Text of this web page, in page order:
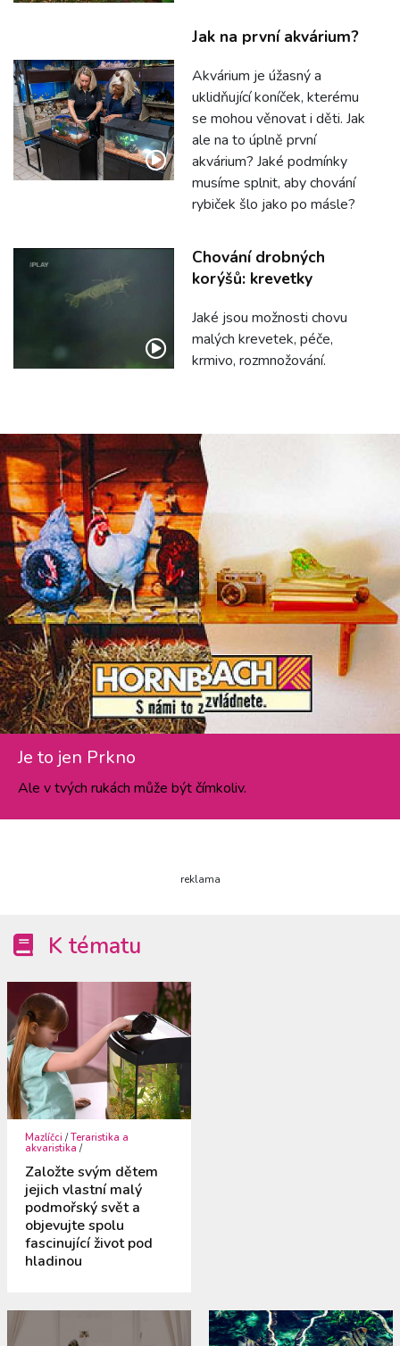
Jak na první akvárium?
Akvárium je úžasný a
uklidňující koníček, kterému
se mohou věnovat i děti. Jak
ale na to úplně první
akvárium? Jaké podmínky
musíme splnit, aby chování
rybiček šlo jako po másle?
Chování drobných
korýšů: krevetky
Jaké jsou možnosti chovu
malých krevetek, péče,
krmivo, rozmnožování.
Je to jen Prkno
Ale v tvých rukách může být čímkoliv.
reklama
K tématu
Mazlíčci /Teraristika a
akvaristika /
Založte svým dětem
jejich vlastní malý
podmořský svět a
objevujte spolu
fascinující život pod
hladinou